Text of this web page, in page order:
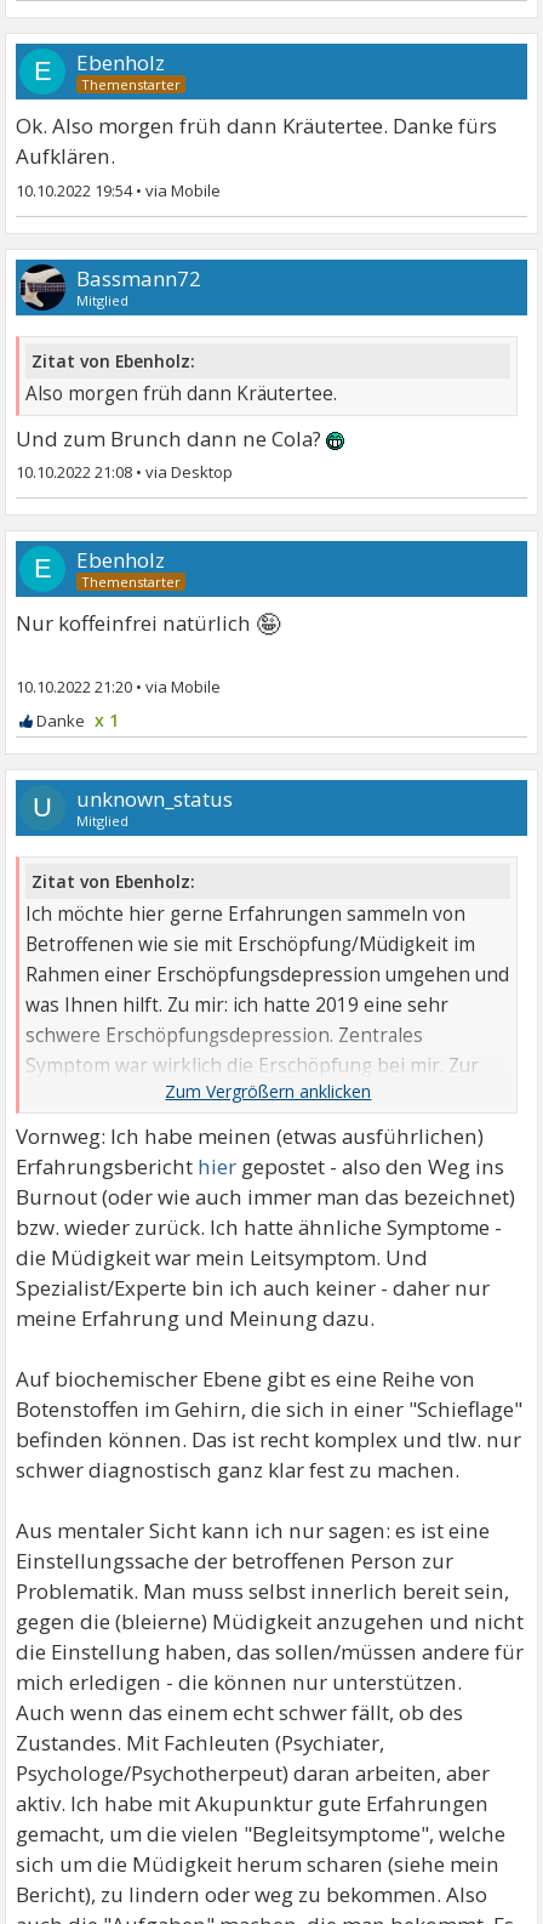
E Ebenholz
Ok. Also morgen früh dann Kräutertee. Danke fürs
Aufklären.
10.10.2022 19:54•
Bassmann72
Mitglied
Zitat von Ebenholz:
Also morgen früh dann Kräutertee.
Und zum Brunch dann ne Cola?
10.10.2022 21:08 •
E Ebenholz
Nur koffeinfrei natürlich 🤪
10.10.2022 21:20 •
x 1
U unknown_status
Mitglied
Zitat von Ebenholz:
Ich möchte hier gerne Erfahrungen sammeln von
Betroffenen wie sie mit Erschöpfung/Müdigkeit im
Rahmen einer Erschöpfungsdepression umgehen und
was Ihnen hilft. Zu mir: ich hatte 2019 eine sehr
schwere Erschöpfungsdepression. Zentrales
Symptom war wirklich die Erschöpfung bei mir. Zur
Erklärung: die Erschöpfung ...
Vornweg: Ich habe meinen (etwas ausführlichen)
Erfahrungsbericht hier gepostet - also den Weg ins
Burnout (oder wie auch immer man das bezeichnet)
bzw. wieder zurück. Ich hatte ähnliche Symptome -
die Müdigkeit war mein Leitsymptom. Und
Spezialist/Experte bin ich auch keiner - daher nur
meine Erfahrung und Meinung dazu.
Auf biochemischer Ebene gibt es eine Reihe von
Botenstoffen im Gehirn, die sich in einer "Schieflage"
befinden können. Das ist recht komplex und tlw. nur
schwer diagnostisch ganz klar fest zu machen.
Aus mentaler Sicht kann ich nur sagen: es ist eine
Einstellungssache der betroffenen Person zur
Problematik. Man muss selbst innerlich bereit sein,
gegen die (bleierne) Müdigkeit anzugehen und nicht
die Einstellung haben, das sollen/müssen andere für
mich erledigen - die können nur unterstützen.
Auch wenn das einem echt schwer fällt, ob des
Zustandes. Mit Fachleuten (Psychiater,
Psychologe/Psychotherpeut) daran arbeiten, aber
aktiv. Ich habe mit Akupunktur gute Erfahrungen
gemacht, um die vielen "Begleitsymptome", welche
sich um die Müdigkeit herum scharen (siehe mein
Bericht), zu lindern oder weg zu bekommen. Also